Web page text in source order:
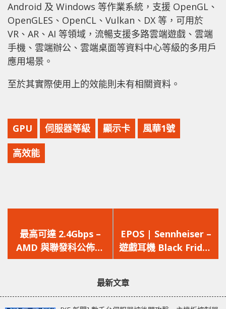
Android 及 Windows 等作業系統，支援 OpenGL、
OpenGLES、OpenCL、Vulkan、DX 等，可用於
VR、AR、AI 等領域，流暢支援多路雲端遊戲、雲端
手機、雲端辦公、雲端桌面等資料中心等級的多用戶
應用場景。
至於其實際使用上的效能則未有相關資料。
GPU 伺服器等級 顯示卡 風華1號
高效能
一
篇
文
最高可達 2.4Gbps –
AMD 與聯發科公佈共
同合作的 WiFi 6E 模
一
篇
文
EPOS | Sennheiser –
遊戲耳機 Black Friday
預售優惠
最新文章